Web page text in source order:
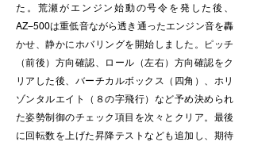
た。荒瀬がエンジン始動の号令を発した後、
AZ−500は重低音ながら透き通ったエンジン音を轟
かせ、静かにホバリングを開始しました。ピッチ
（前後）方向確認、ロール（左右）方向確認をク
リアした後、バーチカルボックス（四角）、ホリ
ゾンタルエイト（８の字飛行）など予め決められ
た姿勢制御のチェック項目を次々とクリア。最後
に回転数を上げた昇降テストなども追加し、期待